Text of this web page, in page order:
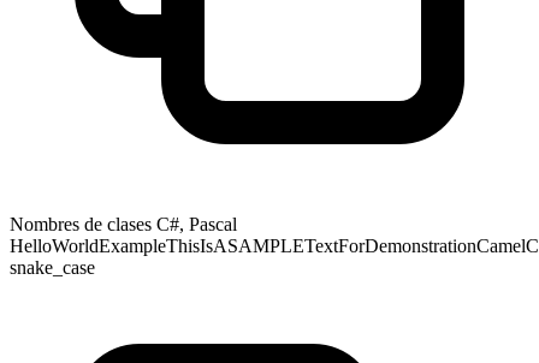
Nombres de clases C#, Pascal
snake_case